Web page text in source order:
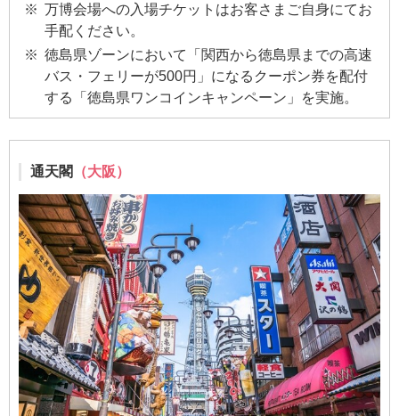
万博会場への入場チケットはお客さまご自身にてお
手配ください。
徳島県ゾーンにおいて「関西から徳島県までの高速
バス・フェリーが500円」になるクーポン券を配付
する「徳島県ワンコインキャンペーン」を実施。
通天閣 （大阪）